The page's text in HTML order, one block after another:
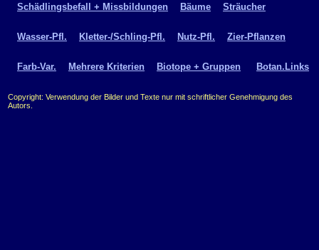
Schädlingsbefall + Missbildungen Bäume Sträucher
Wasser-Pfl. Kletter-/Schling-Pfl. Nutz-Pfl. Zier-Pflanzen
Farb-Var. Mehrere Kriterien Biotope + Gruppen Botan.Links
Copyright: Verwendung der Bilder und Texte nur mit schriftlicher Genehmigung des
Autors.